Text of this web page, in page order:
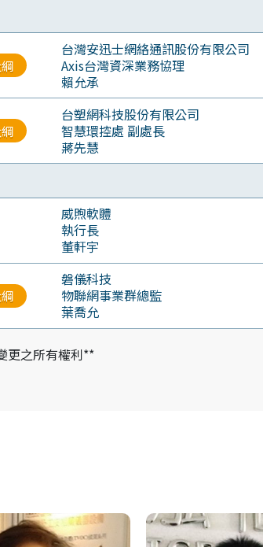
台灣安迅士網絡通訊股份有限公司
Axis台灣資深業務協理
賴允承
台塑網科技股份有限公司
智慧環控處 副處長
蔣先慧
威煦軟體
執行長
董軒宇
磐儀科技
物聯網事業群總監
葉喬允
更之所有權利**